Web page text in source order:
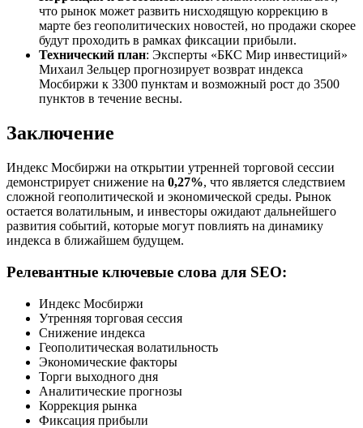
что рынок может развить нисходящую коррекцию в
марте без геополитических новостей, но продажи скорее
будут проходить в рамках фиксации прибыли.
Технический план: Эксперты «БКС Мир инвестиций»
Михаил Зельцер прогнозирует возврат индекса
Мосбиржи к 3300 пунктам и возможный рост до 3500
пунктов в течение весны.
Заключение
Индекс Мосбиржи на открытии утренней торговой сессии
демонстрирует снижение на 0,27%, что является следствием
сложной геополитической и экономической среды. Рынок
остается волатильным, и инвесторы ожидают дальнейшего
развития событий, которые могут повлиять на динамику
индекса в ближайшем будущем.
Релевантные ключевые слова для SEO:
Индекс Мосбиржи
Утренняя торговая сессия
Снижение индекса
Геополитическая волатильность
Экономические факторы
Торги выходного дня
Аналитические прогнозы
Коррекция рынка
Фиксация прибыли